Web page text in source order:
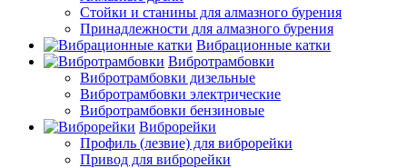
Стойки и станины для алмазного бурения
Принадлежности для алмазного бурения
Вибрационные катки
Вибротрамбовки
Вибротрамбовки дизельные
Вибротрамбовки электрические
Вибротрамбовки бензиновые
Виброрейки
Профиль (лезвие) для виброрейки
Привод для виброрейки